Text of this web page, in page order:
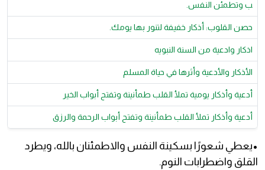
ب وتطمئن النفس.
حصن القلوب: أذكار خفيفة لتنور بها يومك.
اذكار وادعية من السنة النبويه
الأذكار والأدعية وأثرها في حياة المسلم
أدعية وأذكار يومية تملأ القلب طمأنينة وتفتح أبواب الخير
أدعية وأذكار تملأ القلب طمأنينة وتفتح أبواب الرحمة والرزق
•يعطي شعورًا بسكينة النفس والاطمئنان بالله، ويطرد
القلق واضطرابات النوم.